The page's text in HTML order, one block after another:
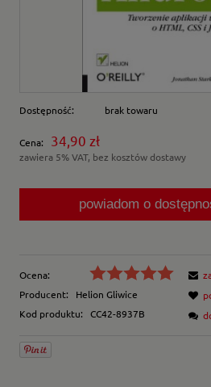
Dostępność: brak towaru
Cena: 34,90 zł
zawiera 5% VAT, bez kosztów dostawy
powiadom o
Ocena:
Producent:
Helion Gliwice
Kod produktu:
CC42-8937B